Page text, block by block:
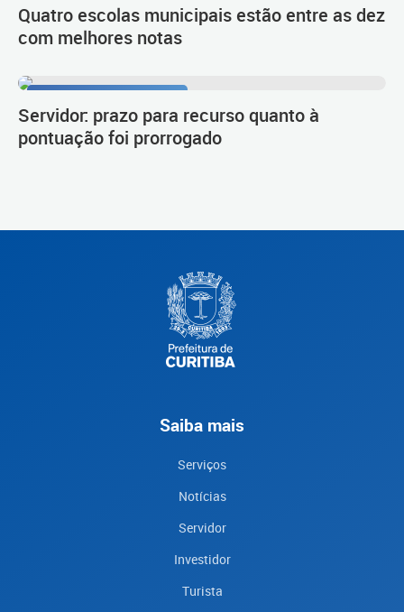
Quatro escolas municipais estão entre as dez
com melhores notas
Servidor: prazo para recurso quanto à
pontuação foi prorrogado
Saiba mais
Serviços
Notícias
Servidor
Investidor
Turista